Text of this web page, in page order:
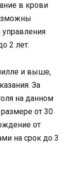
в крови
2 лет.
и выше,
За
на данном
от 30
от
на срок до 3